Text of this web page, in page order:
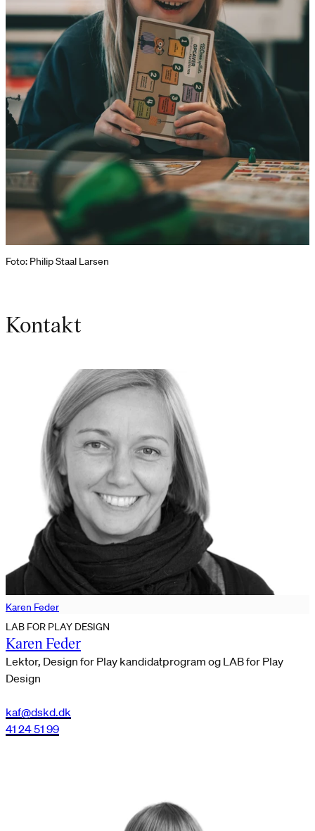
Foto: Philip Staal Larsen
Kontakt
Karen Feder
LAB FOR PLAY DESIGN
Karen Feder
Lektor, Design for Play kandidatprogram og LAB for Play
Design
kaf@dskd.dk
41 24 51 99